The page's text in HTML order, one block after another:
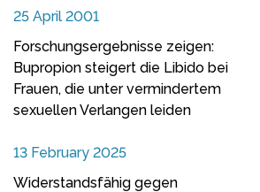
25 April 2001
Forschungsergebnisse zeigen:
Bupropion steigert die Libido bei
Frauen, die unter vermindertem
sexuellen Verlangen leiden
13 February 2025
Widerstandsfähig gegen